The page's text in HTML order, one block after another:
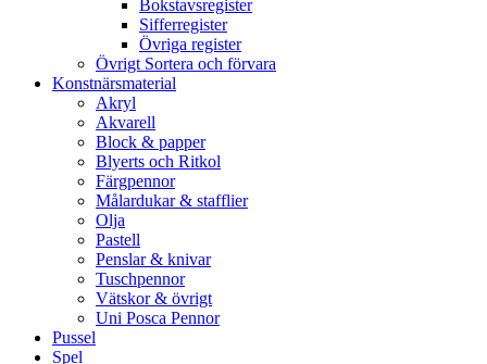
Bokstavsregister
Sifferregister
Övriga register
Övrigt Sortera och förvara
Konstnärsmaterial
Akryl
Akvarell
Block & papper
Blyerts och Ritkol
Färgpennor
Målardukar & stafflier
Olja
Pastell
Penslar & knivar
Tuschpennor
Vätskor & övrigt
Uni Posca Pennor
Pussel
Spel